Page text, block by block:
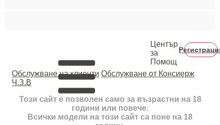
Център
за
Помощ
Oбслужване на клиенти Обслужване от Консиерж
Ч.З.В
Този сайт е позволен само за възрастни на 18
години или повече.
Всички модели на този сайт са поне на 18